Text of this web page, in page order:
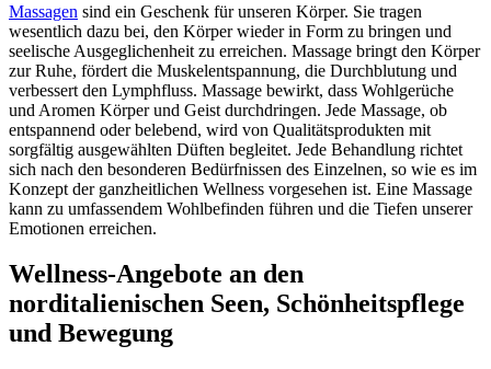
Massagen sind ein Geschenk für unseren Körper. Sie tragen
wesentlich dazu bei, den Körper wieder in Form zu bringen und
seelische Ausgeglichenheit zu erreichen. Massage bringt den Körper
zur Ruhe, fördert die Muskelentspannung, die Durchblutung und
verbessert den Lymphfluss. Massage bewirkt, dass Wohlgerüche
und Aromen Körper und Geist durchdringen. Jede Massage, ob
entspannend oder belebend, wird von Qualitätsprodukten mit
sorgfältig ausgewählten Düften begleitet. Jede Behandlung richtet
sich nach den besonderen Bedürfnissen des Einzelnen, so wie es im
Konzept der ganzheitlichen Wellness vorgesehen ist. Eine Massage
kann zu umfassendem Wohlbefinden führen und die Tiefen unserer
Emotionen erreichen.
Wellness-Angebote an den
norditalienischen Seen, Schönheitspflege
und Bewegung